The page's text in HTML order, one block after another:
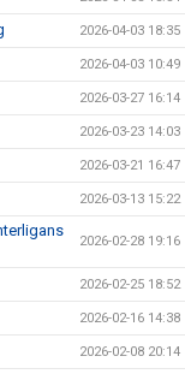
2026-04-03 18:35
2026-04-03 10:49
2026-03-27 16:14
2026-03-23 14:03
2026-03-21 16:47
2026-03-13 15:22
2026-02-28 19:16
2026-02-25 18:52
2026-02-16 14:38
2026-02-08 20:14